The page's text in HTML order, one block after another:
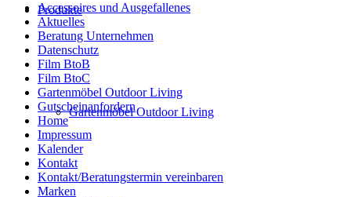
Produkte
Gartenmöbel Outdoor Living
Accessoires und Ausgefallenes
Aktuelles
Beratung Unternehmen
Datenschutz
Film BtoB
Film BtoC
Gartenmöbel Outdoor Living
Gutscheinanfordern
Home
Impressum
Kalender
Kontakt
Kontakt/Beratungstermin vereinbaren
Marken